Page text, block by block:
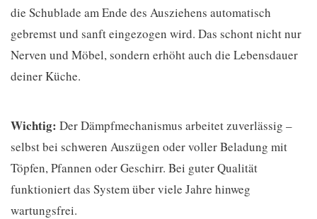
die Schublade am Ende des Ausziehens automatisch
gebremst und sanft eingezogen wird. Das schont nicht nur
Nerven und Möbel, sondern erhöht auch die Lebensdauer
deiner Küche.
Wichtig: Der Dämpfmechanismus arbeitet zuverlässig –
selbst bei schweren Auszügen oder voller Beladung mit
Töpfen, Pfannen oder Geschirr. Bei guter Qualität
funktioniert das System über viele Jahre hinweg
wartungsfrei.